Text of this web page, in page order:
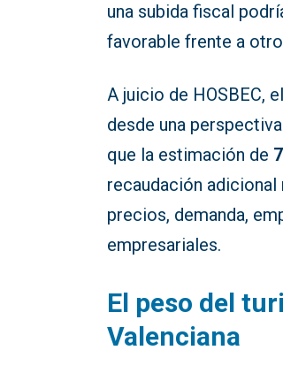
una subida fiscal
favorable frente a
A juicio de HOSBEC,
desde una
que la estimación de
recaudación
precios, demanda,
empresariales.
El peso del
Valenciana